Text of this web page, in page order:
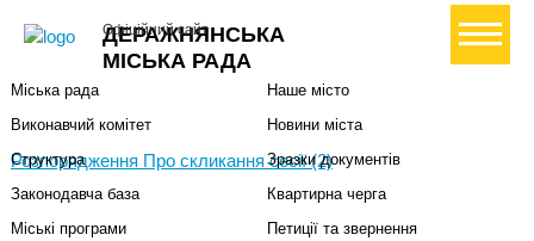
ДЕРАЖНЯНСЬКА
МІСЬКА РАДА
Офіційний сайт+ Створити петицію
Розпорядження Про скликання сесії (2)
Міський голова
Міська рада
Виконавчий комітет
Структура
Законодавча база
Міські програми
Наше місто
Новини міста
Зразки документів
Квартирна черга
Петиції та звернення